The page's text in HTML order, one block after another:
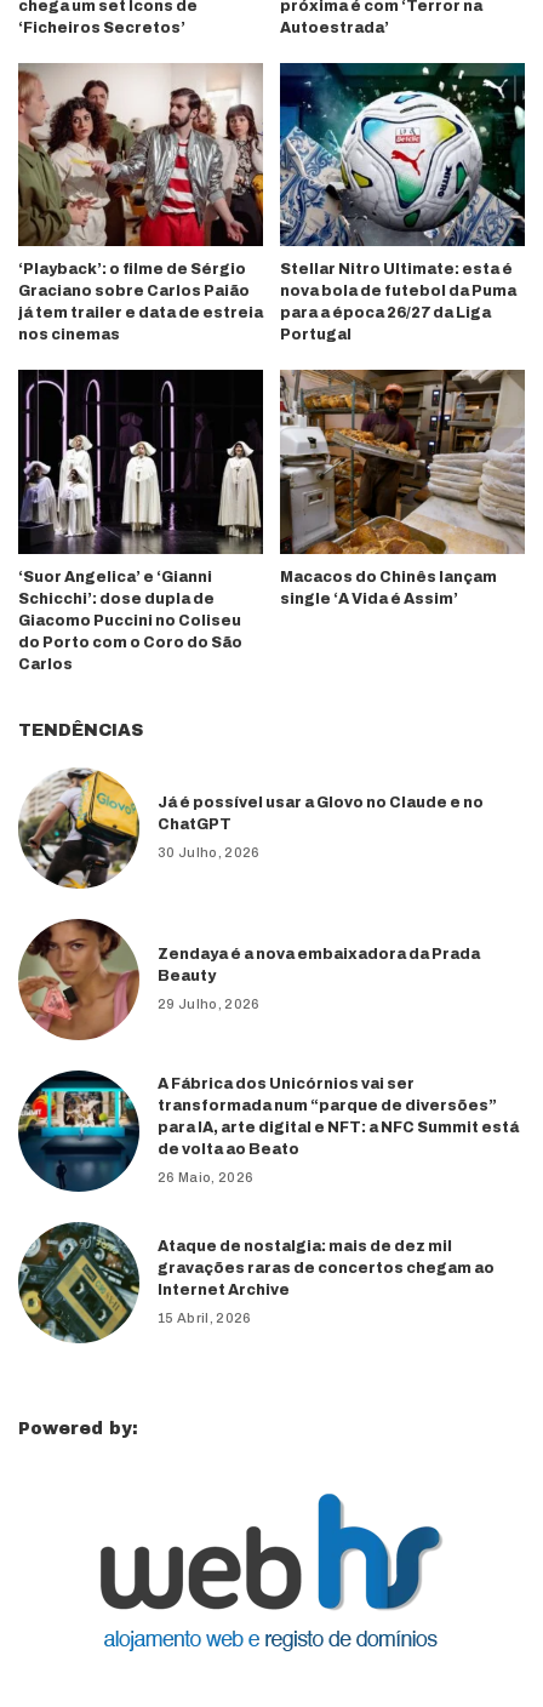
chega um set Icons de
‘Ficheiros Secretos’
próxima é com ‘Terror na
Autoestrada’
‘Playback’: o filme de Sérgio
Graciano sobre Carlos Paião
já tem trailer e data de estreia
nos cinemas
Stellar Nitro Ultimate: esta é
nova bola de futebol da Puma
para a época 26/27 da Liga
Portugal
‘Suor Angelica’ e ‘Gianni
Schicchi’: dose dupla de
Giacomo Puccini no Coliseu
do Porto com o Coro do São
Carlos
Macacos do Chinês lançam
single ‘A Vida é Assim’
TENDÊNCIAS
Já é possível usar a Glovo no Claude e no
ChatGPT
30 Julho, 2026
Zendaya é a nova embaixadora da Prada
Beauty
29 Julho, 2026
A Fábrica dos Unicórnios vai ser
transformada num “parque de diversões”
para IA, arte digital e NFT: a NFC Summit está
de volta ao Beato
26 Maio, 2026
Ataque de nostalgia: mais de dez mil
gravações raras de concertos chegam ao
Internet Archive
15 Abril, 2026
Powered by: